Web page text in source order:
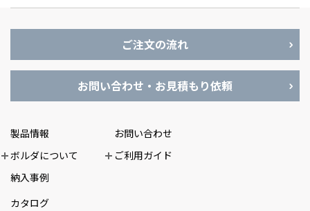
ご注文の流れ
お問い合わせ・お見積もり依頼
製品情報
ボルダについて
納入事例
カタログ
お問い合わせ
ご利用ガイド